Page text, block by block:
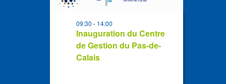
events
Inauguration du Centre
de Gestion du Pas-de-
Calais
09:30- 14:00